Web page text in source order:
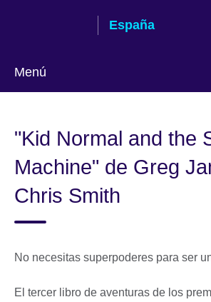
España
Menú
"Kid Normal and the
Machine" de Greg
Chris Smith
No necesitas superpoderes para ser
El tercer libro de aventuras de los